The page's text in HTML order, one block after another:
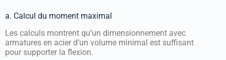
a. Calcul du moment maximal
Les calculs montrent qu’un dimensionnement avec
armatures en acier d’un volume minimal est suffisant
pour supporter la flexion.